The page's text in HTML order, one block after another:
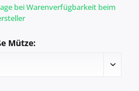
bei Warenverfügbarkeit beim
Mütze: